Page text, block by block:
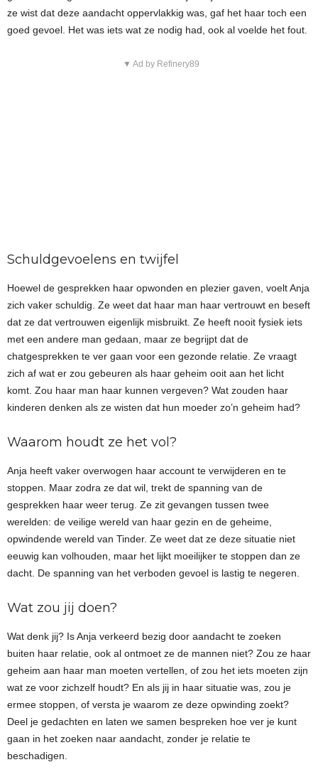
ze wist dat deze aandacht oppervlakkig was, gaf het haar toch een
goed gevoel. Het was iets wat ze nodig had, ook al voelde het fout.
▼ Ad by Refinery89
Schuldgevoelens en twijfel
Hoewel de gesprekken haar opwonden en plezier gaven, voelt Anja
zich vaker schuldig. Ze weet dat haar man haar vertrouwt en beseft
dat ze dat vertrouwen eigenlijk misbruikt. Ze heeft nooit fysiek iets
met een andere man gedaan, maar ze begrijpt dat de
chatgesprekken te ver gaan voor een gezonde relatie. Ze vraagt
zich af wat er zou gebeuren als haar geheim ooit aan het licht
komt. Zou haar man haar kunnen vergeven? Wat zouden haar
kinderen denken als ze wisten dat hun moeder zo’n geheim had?
Waarom houdt ze het vol?
Anja heeft vaker overwogen haar account te verwijderen en te
stoppen. Maar zodra ze dat wil, trekt de spanning van de
gesprekken haar weer terug. Ze zit gevangen tussen twee
werelden: de veilige wereld van haar gezin en de geheime,
opwindende wereld van Tinder. Ze weet dat ze deze situatie niet
eeuwig kan volhouden, maar het lijkt moeilijker te stoppen dan ze
dacht. De spanning van het verboden gevoel is lastig te negeren.
Wat zou jij doen?
Wat denk jij? Is Anja verkeerd bezig door aandacht te zoeken
buiten haar relatie, ook al ontmoet ze de mannen niet? Zou ze haar
geheim aan haar man moeten vertellen, of zou het iets moeten zijn
wat ze voor zichzelf houdt? En als jij in haar situatie was, zou je
ermee stoppen, of versta je waarom ze deze opwinding zoekt?
Deel je gedachten en laten we samen bespreken hoe ver je kunt
gaan in het zoeken naar aandacht, zonder je relatie te
beschadigen.